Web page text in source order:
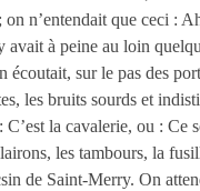
on n’entendait que ceci :
avait à peine au loin
écoutait, sur le pas des
les bruits sourds et
la cavalerie, ou : Ce
les tambours, la
de Saint-Merry. On